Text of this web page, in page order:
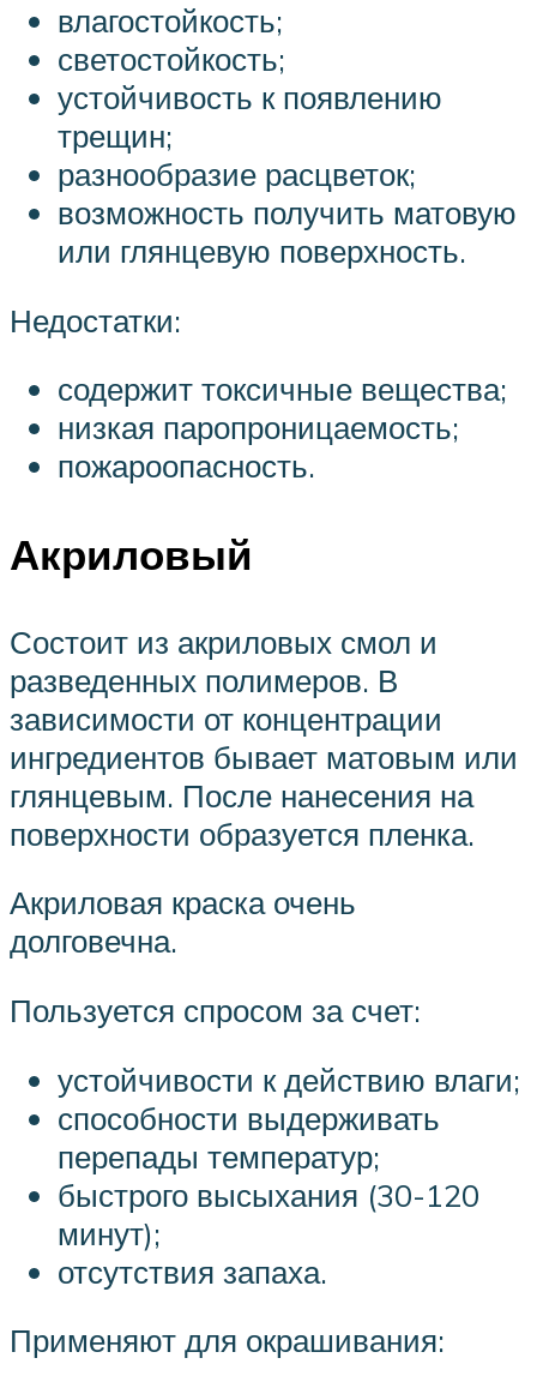
влагостойкость;
светостойкость;
устойчивость к появлению
трещин;
разнообразие расцветок;
возможность получить матовую
или глянцевую поверхность.
Недостатки:
содержит токсичные вещества;
низкая паропроницаемость;
пожароопасность.
Акриловый
Состоит из акриловых смол и
разведенных полимеров. В
зависимости от концентрации
ингредиентов бывает матовым или
глянцевым. После нанесения на
поверхности образуется пленка.
Акриловая краска очень
долговечна.
Пользуется спросом за счет:
устойчивости к действию влаги;
способности выдерживать
перепады температур;
быстрого высыхания (30-120
минут);
отсутствия запаха.
Применяют для окрашивания: